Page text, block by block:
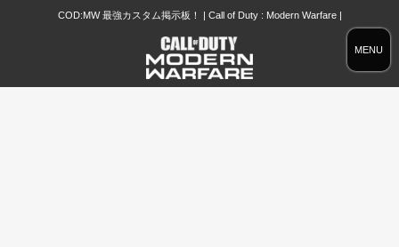
MENU
COD:MW 最強カスタム掲示板！ | Call of Duty : Modern Warfare |